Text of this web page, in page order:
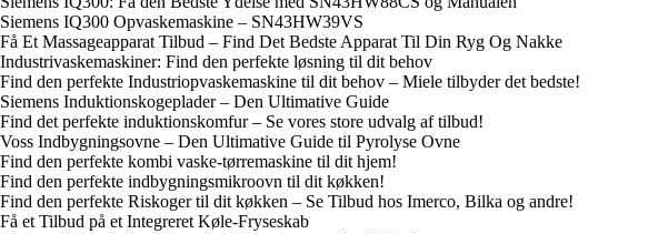
Siemens IQ300 Opvaskemaskine – SN43HW39VS
Få Et Massageapparat Tilbud – Find Det Bedste Apparat Til Din Ryg Og Nakke
Industrivaskemaskiner: Find den perfekte løsning til dit behov
Find den perfekte Industriopvaskemaskine til dit behov – Miele tilbyder det bedste!
Siemens Induktionskogeplader – Den Ultimative Guide
Find det perfekte induktionskomfur – Se vores store udvalg af tilbud!
Voss Indbygningsovne – Den Ultimative Guide til Pyrolyse Ovne
Find den perfekte kombi vaske-tørremaskine til dit hjem!
Find den perfekte indbygningsmikroovn til dit køkken!
Find den perfekte Riskoger til dit køkken – Se Tilbud hos Imerco, Bilka og andre!
Få et Tilbud på et Integreret Køle-Fryseskab